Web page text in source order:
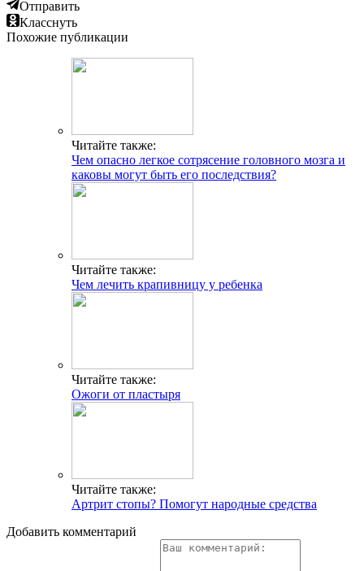
Отправить
Класснуть
Похожие публикации
Читайте также:
Чем опасно легкое сотрясение головного мозга и
каковы могут быть его последствия?
Читайте также:
Чем лечить крапивницу у ребенка
Читайте также:
Ожоги от пластыря
Читайте также:
Артрит стопы? Помогут народные средства
Добавить комментарий